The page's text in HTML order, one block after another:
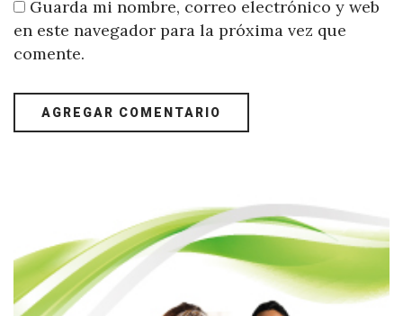
Guarda mi nombre, correo electrónico y web
en este navegador para la próxima vez que
comente.